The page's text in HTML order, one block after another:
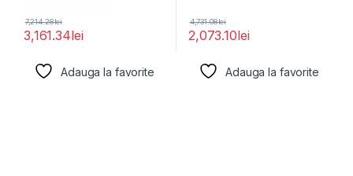
3,161.34lei
7,214.28lei
Adauga la favorite
2,073.10lei
4,731.08lei
Adauga la favorite